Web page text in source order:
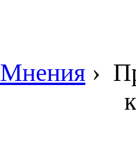
Мнения ›